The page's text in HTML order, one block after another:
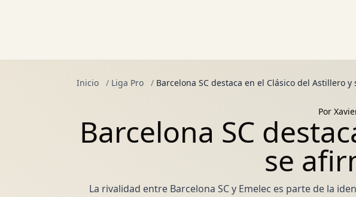
Inicio / Liga Pro / Barcelona SC destaca en el Clásico del Astillero
Por
Barcelona SC
se
La rivalidad entre Barcelona SC y Emelec es parte de la